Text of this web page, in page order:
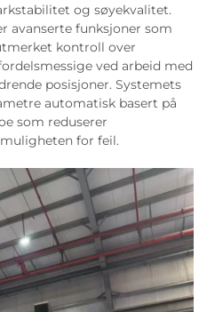
og søyekvalitet.
avanserte funksjoner som
kontroll over
ved arbeid med
posisjoner. Systemets
automatisk basert på
som reduserer
for feil.